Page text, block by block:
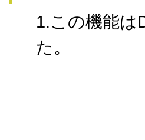
1.この機能は
た。